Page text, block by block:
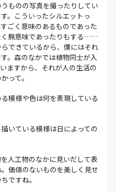
ものの写真を撮ったりしてい
。こういったシルエットっ
ごく意味のあるものであった
く無意味であったりもする……
できているから、僕にはそれ
。森のなかでは植物同士が入
ますから、それが人の生活の
って。
模様や色は何を表現している
いている模様は日によっての
人工物のなかに見いだして表
価値のないものを美しく見せ
ですね。